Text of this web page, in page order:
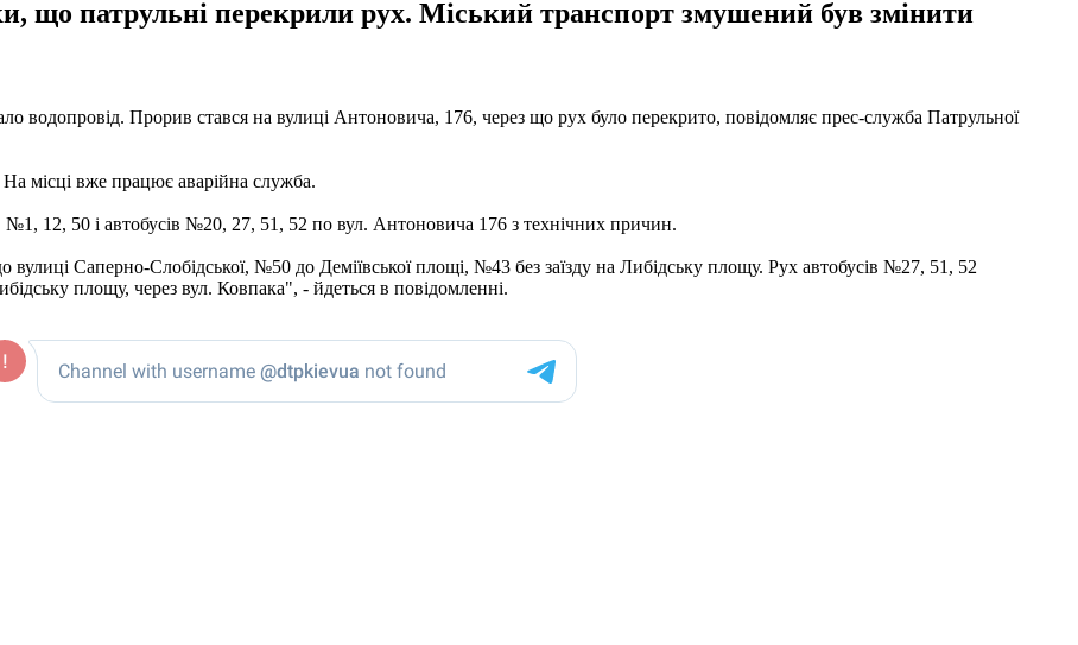
що патрульні перекрили рух. Міський транспорт змушений був змінити
водопровід. Прорив стався на вулиці Антоновича, 176, через що рух було перекрито, повідомляє прес-служба Патрульної
місці вже працює аварійна служба.
№1, 12, 50 і автобусів №20, 27, 51, 52 по вул. Антоновича 176 з технічних причин.
Саперно-Слобідської, №50 до Деміївської площі, №43 без заїзду на Либідську площу. Рух автобусів №27, 51, 52
площу, через вул. Ковпака", - йдеться в повідомленні.